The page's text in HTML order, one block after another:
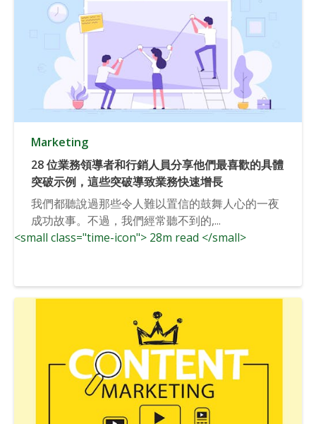
Marketing
28 位業務領導者和行銷人員分享他們最喜歡的具體
突破示例，這些突破導致業務快速增長
我們都聽說過那些令人難以置信的鼓舞人心的一夜
成功故事。不過，我們經常聽不到的,...
<small class="time-icon"> 28m read </small>